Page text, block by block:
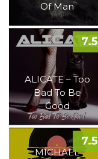
Of Man
ALICATE – Too
Bad To Be
Good
7.5
MICHAEL
7.5